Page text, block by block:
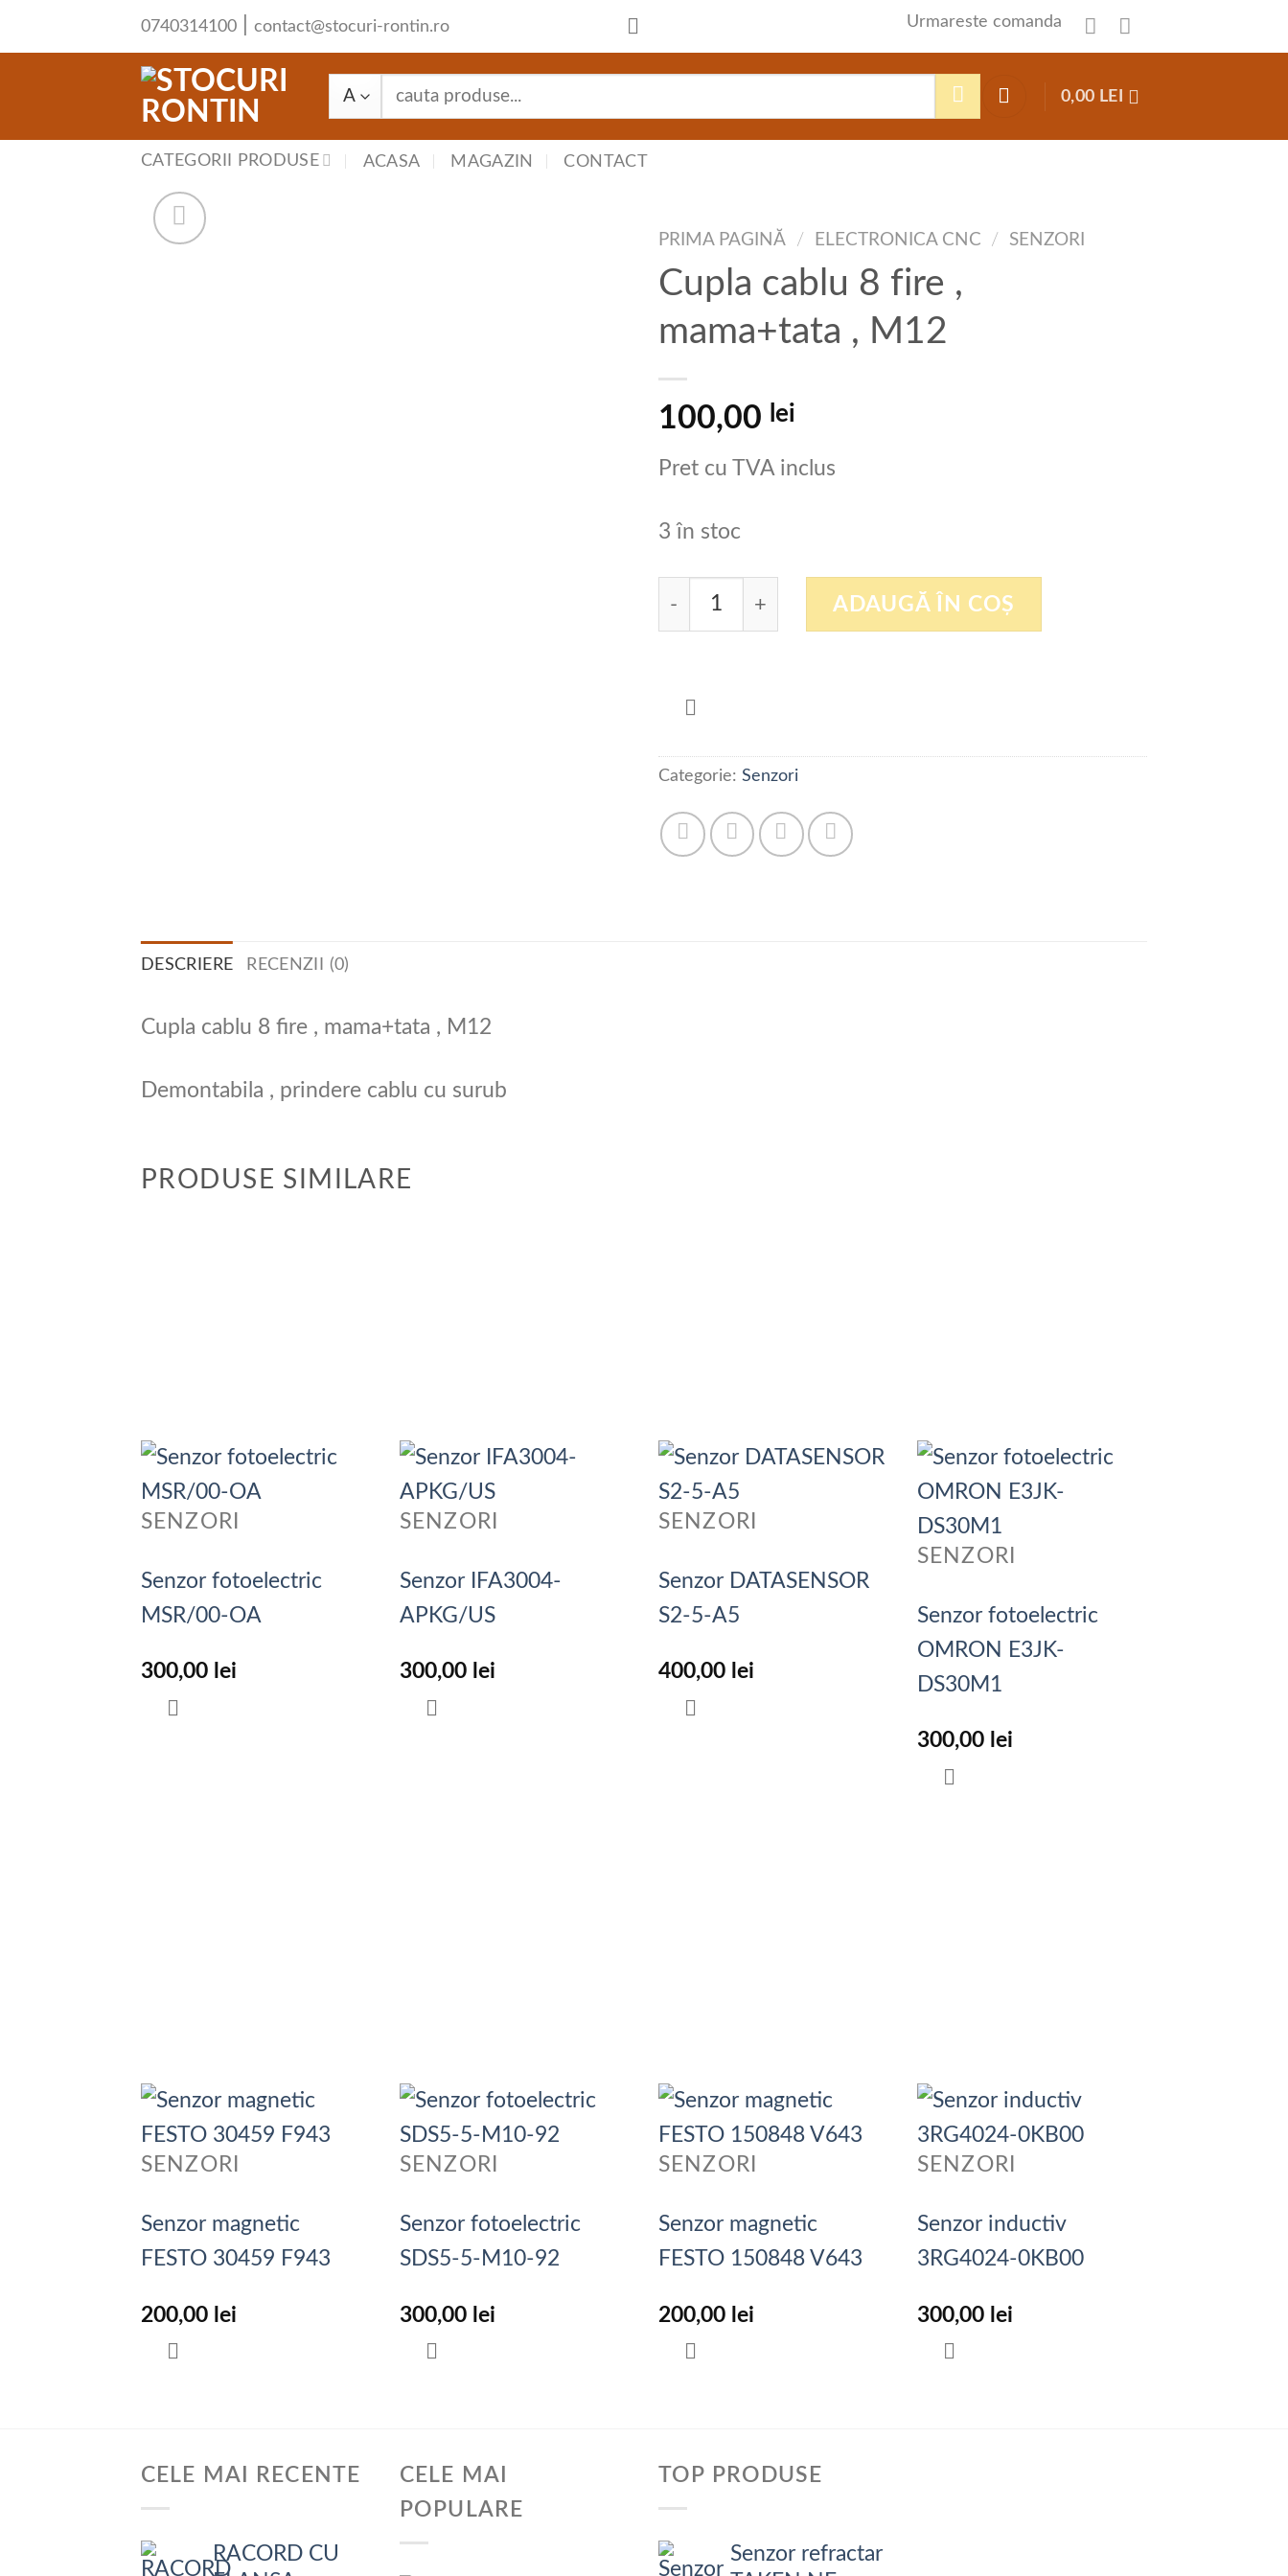
to
0740314100 contact@stocuri-rontin.ro Urmareste comanda
0,00 LEI
CATEGORII PRODUSE ACASA MAGAZIN CONTACT
PRIMA PAGINĂ / ELECTRONICA CNC / SENZORI
Cupla cablu 8 fire ,
mama+tata , M12
100,00 lei
Pret cu TVA inclus
3 în stoc
Cantitate Cupla cablu 8 fire , mama+tata , M12
ADAUGĂ ÎN COȘ
Categorie: Senzori
DESCRIERE RECENZII (0)
Cupla cablu 8 fire , mama+tata , M12
Demontabila , prindere cablu cu surub
PRODUSE SIMILARE
SENZORI
Senzor fotoelectric
MSR/00-OA
300,00 lei
SENZORI
Senzor IFA3004-
APKG/US
300,00 lei
SENZORI
Senzor DATASENSOR
S2-5-A5
400,00 lei
SENZORI
Senzor fotoelectric
OMRON E3JK-
DS30M1
300,00 lei
SENZORI
Senzor magnetic
FESTO 30459 F943
200,00 lei
SENZORI
Senzor fotoelectric
SDS5-5-M10-92
300,00 lei
SENZORI
Senzor magnetic
FESTO 150848 V643
200,00 lei
SENZORI
Senzor inductiv
3RG4024-0KB00
300,00 lei
CELE MAI RECENTE
RACORD CU
CELE MAI
POPULARE
TOP PRODUSE
Senzor refractar